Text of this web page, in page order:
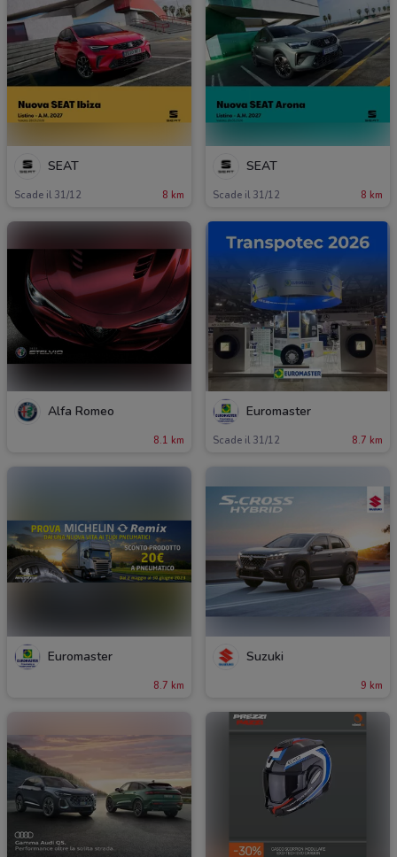
SEAT
Scade il 31/12 8 km
SEAT
Scade il 31/12 8 km
Alfa Romeo
8.1 km
Euromaster
Scade il 31/12 8.7 km
Euromaster
8.7 km
Suzuki
9 km